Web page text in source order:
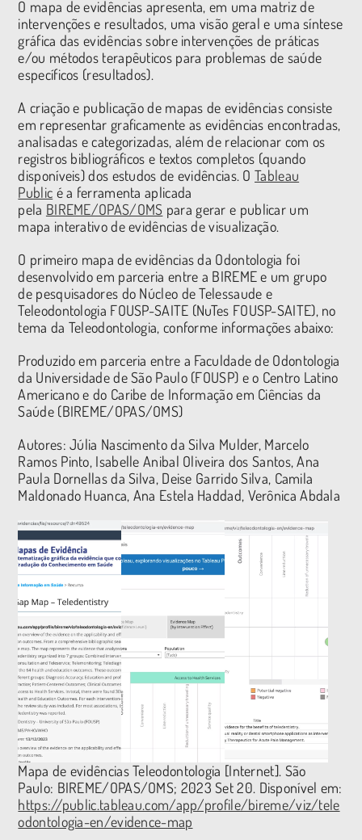
O mapa de evidências apresenta, em uma matriz de
intervenções e resultados, uma visão geral e uma síntese
gráfica das evidências sobre intervenções de práticas
e/ou métodos terapêuticos para problemas de saúde
específicos (resultados).
A criação e publicação de mapas de evidências consiste
em representar graficamente as evidências encontradas,
analisadas e categorizadas, além de relacionar com os
registros bibliográficos e textos completos (quando
disponíveis) dos estudos de evidências. OTableau
Public é a ferramenta aplicada
pela BIREME/OPAS/OMS para gerar e publicar um
mapa interativo de evidências de visualização.
O primeiro mapa de evidências da Odontologia foi
desenvolvido em parceria entre a BIREME e um grupo
de pesquisadores do Núcleo de Telessaude e
Teleodontologia FOUSP-SAITE (NuTes FOUSP-SAITE), no
tema da Teleodontologia, conforme informações abaixo:
Produzido em parceria entre a Faculdade de Odontologia
da Universidade de São Paulo (FOUSP) e o Centro Latino
Americano e do Caribe de Informação em Ciências da
Saúde (BIREME/OPAS/OMS)
Autores: Júlia Nascimento da Silva Mulder, Marcelo
Ramos Pinto, Isabelle Anibal Oliveira dos Santos, Ana
Paula Dornellas da Silva, Deise Garrido Silva, Camila
Maldonado Huanca, Ana Estela Haddad, Verônica Abdala
Mapa de evidências Teleodontologia [Internet]. São
Paulo: BIREME/OPAS/OMS; 2023 Set 20. Disponível em:
https://public.tableau.com/app/profile/bireme/viz/tele
odontologia-en/evidence-map